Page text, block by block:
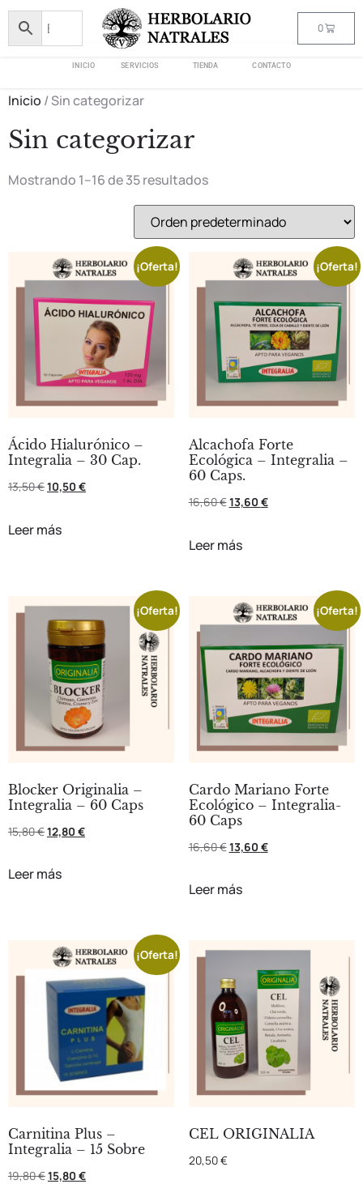
0
INICIO SERVICIOS TIENDA CONTACTO
Inicio / Sin categorizar
Sin categorizar
Mostrando 1–16 de 35 resultados
¡Oferta!
Ácido Hialurónico –
Integralia – 30 Cap.
13,50€10,50 €
Leer más
¡Oferta!
Alcachofa Forte
Ecológica – Integralia –
60 Caps.
16,60€13,60 €
Leer más
¡Oferta!
Blocker Originalia –
Integralia – 60 Caps
15,80€12,80 €
Leer más
¡Oferta!
Cardo Mariano Forte
Ecológico – Integralia-
60 Caps
16,60€13,60 €
Leer más
¡Oferta!
Carnitina Plus –
Integralia – 15 Sobre
19,80€15,80 €
CEL ORIGINALIA
20,50€